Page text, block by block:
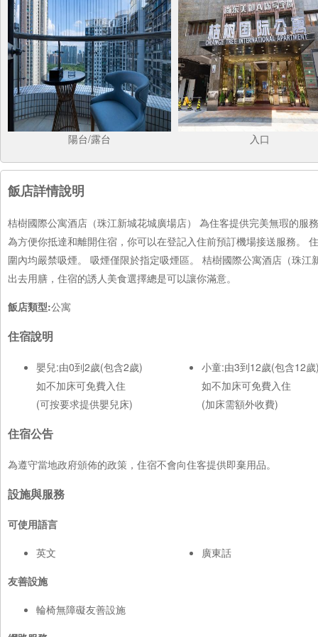
陽台/露台 入口
飯店詳情說明
桔樹國際公寓酒店（珠江新城花城廣場店） 為住客提供完美無瑕的
為方便你抵達和離開住宿，你可以在登記入住前預訂機場接送服務。
圍內均嚴禁吸煙。 吸煙僅限於指定吸煙區。 桔樹國際公寓酒店（珠
出去用膳，住宿的誘人美食選擇總是可以讓你滿意。
飯店類型:公寓
住宿說明
嬰兒:由0到2歲(包含2歲)
如不加床可免費入住
(可按要求提供嬰兒床)
小童:由3到12歲(包含12
如不加床可免費入住
(加床需額外收費)
住宿公告
為遵守當地政府頒佈的政策，住宿不會向住客提供即棄用品。
設施與服務
可使用語言
英文
廣東話
友善設施
輪椅無障礙友善設施